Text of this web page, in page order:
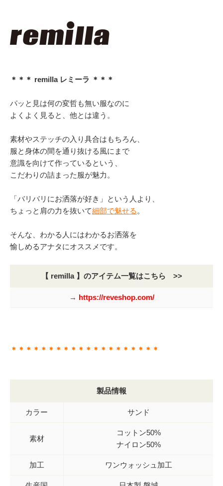
＊＊＊ remilla レミーラ ＊＊＊
パッと見は何の変哲も無い服なのに
よくよく見ると、他とは違う。
素材やステッチの入り具合はもちろん、
服と身体の間を通り抜ける風にまで
意識を向けて作っているという、
こだわりの詰まった服が魅力。
「バリバリにお洒落が好き」という人より、
ちょっと肩の力を抜いて細部で魅せる 。
そんな、わかる人にはわかるお洒落を
愉しめるアナタにオススメです。
【 remilla 】のアイテム一覧はこちら >>
→ https://reveshop.com/
＊＊＊＊＊＊＊＊＊＊＊＊＊＊＊＊＊＊＊＊
製品情報
カラー サンド
素材
コットン50%
ナイロン50%
加工 ワンウォッシュ加工